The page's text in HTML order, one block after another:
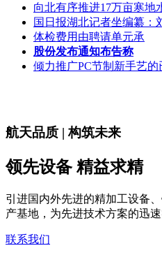
向北有序推进17万亩寒地
国日报湖北记者坐编纂：
体检费用由聘请单元承
股份发布通知布告称
倾力推广PC节制新手艺
航天品质 | 构筑未来
领先设备 精益求精
引进国内外先进的精加工设备
产基地，为先进技术方案的迅
联系我们